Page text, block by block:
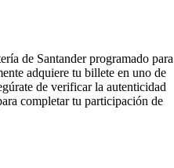
de Santander programado para
adquiere tu billete en uno de
de verificar la autenticidad
completar tu participación de